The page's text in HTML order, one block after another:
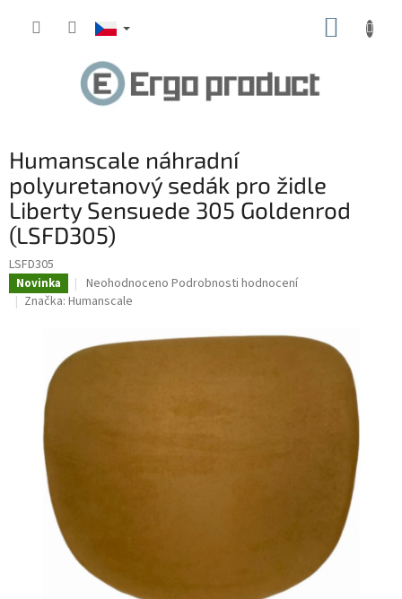
Humanscale náhradní
polyuretanový sedák pro židle
Liberty Sensuede 305 Goldenrod
(LSFD305)
LSFD305
Novinka
Průměrné
hodnocení
0,0
Neohodnoceno Podrobnosti hodnocení
Značka: Humanscale